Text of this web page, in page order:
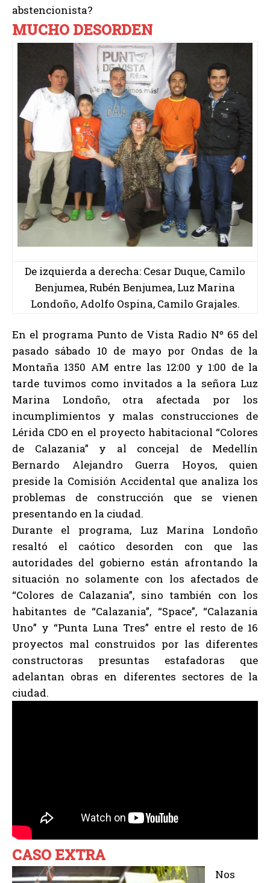
abstencionista?
MUCHO DESORDEN
De izquierda a derecha: Cesar Duque, Camilo
Benjumea, Rubén Benjumea, Luz Marina
Londoño, Adolfo Ospina, Camilo Grajales.
En el programa Punto de Vista Radio Nº 65 del
pasado sábado 10 de mayo por Ondas de la
Montaña 1350 AM entre las 12:00 y 1:00 de la
tarde tuvimos como invitados a la señora Luz
Marina Londoño, otra afectada por los
incumplimientos y malas construcciones de
Lérida CDO en el proyecto habitacional “Colores
de Calazania” y al concejal de Medellín
Bernardo Alejandro Guerra Hoyos, quien
preside la Comisión Accidental que analiza los
problemas de construcción que se vienen
presentando en la ciudad.
Durante el programa, Luz Marina Londoño
resaltó el caótico desorden con que las
autoridades del gobierno están afrontando la
situación no solamente con los afectados de
“Colores de Calazania”, sino también con los
habitantes de “Calazania”, “Space”, “Calazania
Uno” y “Punta Luna Tres” entre el resto de 16
proyectos mal construidos por las diferentes
constructoras presuntas estafadoras que
adelantan obras en diferentes sectores de la
ciudad.
CASO EXTRA
Nos